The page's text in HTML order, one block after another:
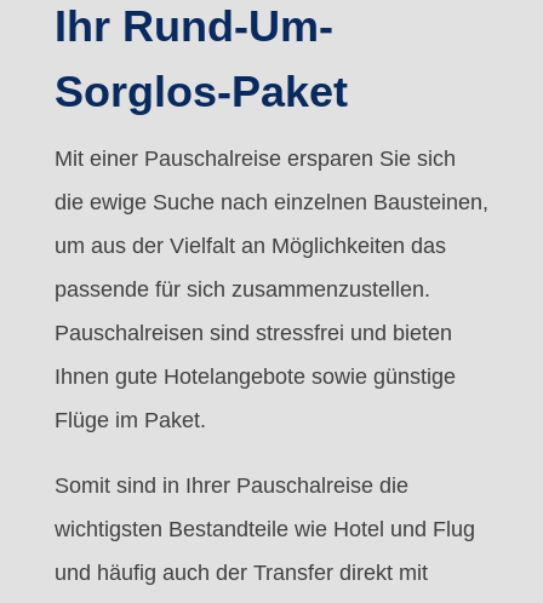
Ihr Rund-Um-
Sorglos-Paket
Mit einer Pauschalreise ersparen Sie sich
die ewige Suche nach einzelnen Bausteinen,
um aus der Vielfalt an Möglichkeiten das
passende für sich zusammenzustellen.
Pauschalreisen sind stressfrei und bieten
Ihnen gute Hotelangebote sowie günstige
Flüge im Paket.
Somit sind in Ihrer Pauschalreise die
wichtigsten Bestandteile wie Hotel und Flug
und häufig auch der Transfer direkt mit